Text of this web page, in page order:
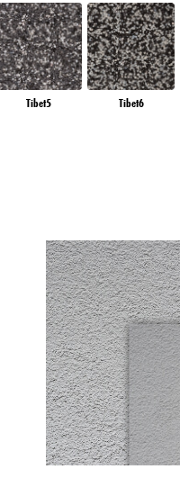
Tibet5 Tibet6